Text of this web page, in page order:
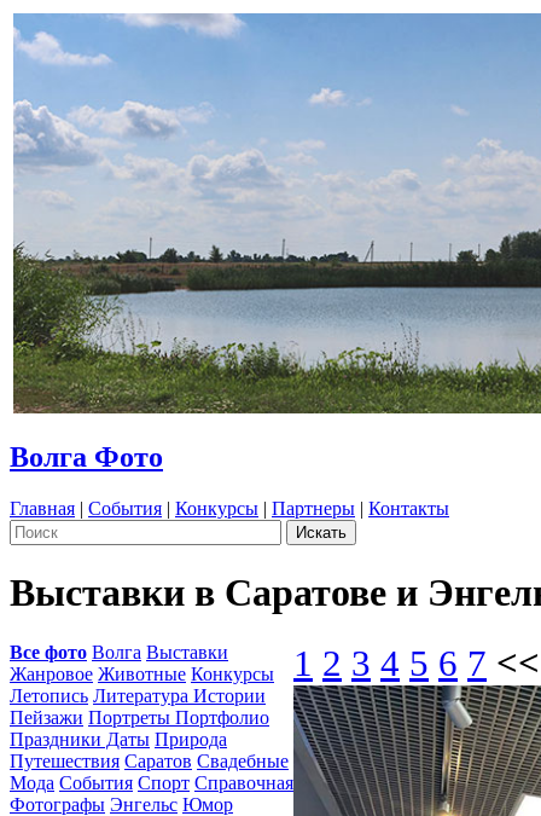
Волга Фото
Главная | События | Конкурсы | Партнеры | Контакты
Выставки в Саратове и
Все фото Волга Выставки
Жанровое Животные Конкурсы
Летопись Литература Истории
Пейзажи Портреты Портфолио
Праздники Даты Природа
Путешествия Саратов Свадебные
Мода События Спорт Справочная
Фотографы Энгельс Юмор
1 2 3 4 5 6 7